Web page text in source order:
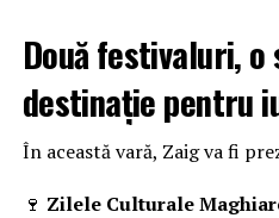
Două festivaluri, o
destinație pentru
În această vară, Zaig va fi
🍷 Zilele Culturale